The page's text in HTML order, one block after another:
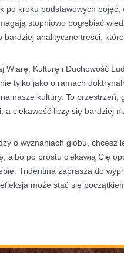
po kroku podstawowych pojęć,
stopniowo pogłębiać
bardziej analityczne treści,
Wiarę, Kulturę i Duchowość
tylko jako o ramach
nasze kultury. To przestrzeń,
a ciekawość liczy się bardziej
o wyznaniach globu, chcesz
albo po prostu ciekawią Cię
Tridentina zaprasza do
może stać się